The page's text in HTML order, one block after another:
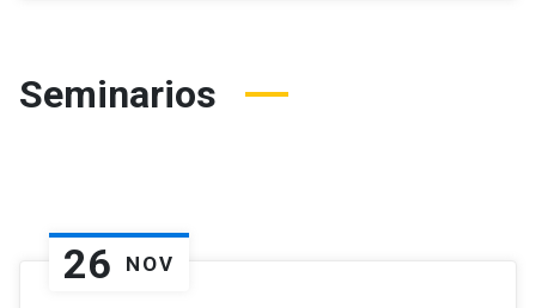
Seminarios
26 NOV